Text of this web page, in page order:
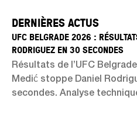
DERNIÈRES ACTUS
UFC BELGRADE 2026 :
RODRIGUEZ EN 30 SECONDES
Résultats de l’UFC
Medić stoppe Daniel
secondes. Analyse